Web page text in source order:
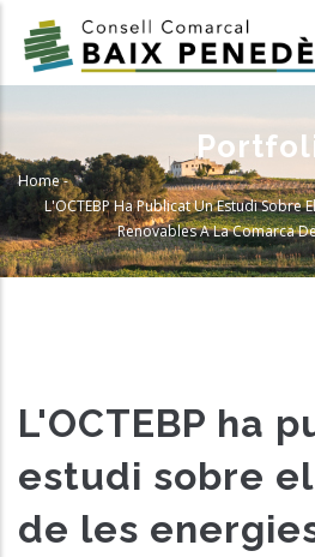
main
Breadcrumb
Home-
L'OCTEBP Ha Publicat Un Estudi Sobre
Renovables A La Comarca
L'OCTEBP ha
estudi sobre
de les